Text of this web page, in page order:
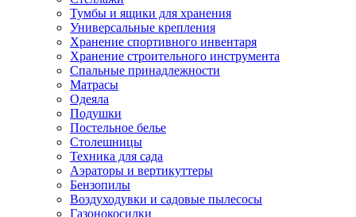
Тумбы и ящики для хранения
Универсальные крепления
Хранение спортивного инвентаря
Хранение строительного инструмента
Спальные принадлежности
Матрасы
Одеяла
Подушки
Постельное белье
Столешницы
Техника для сада
Аэраторы и вертикуттеры
Бензопилы
Воздуходувки и садовые пылесосы
Газонокосилки